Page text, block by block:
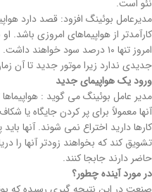
نئو است.
کارآمدتر از هواپیماهای امروزی باشد.
امروز تنها ۱۰ درصد سود
جدیدی ندارد زیرا موتور جدید تا آن
ورود یک هواپیمای جدید
آنها معمولاً برای پر کردن جایگاه یا
کارها دارید اختراع نمی شوند. آنها
تشویق کند که بخواهند زودتر آنها را
حاضر دارند جابجا کنند.
در مورد آینده چطور؟